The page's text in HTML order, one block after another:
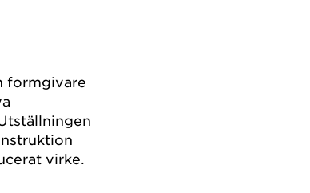
formgivare
virke.